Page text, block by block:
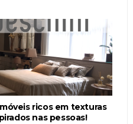
ricos em texturas
nas pessoas!